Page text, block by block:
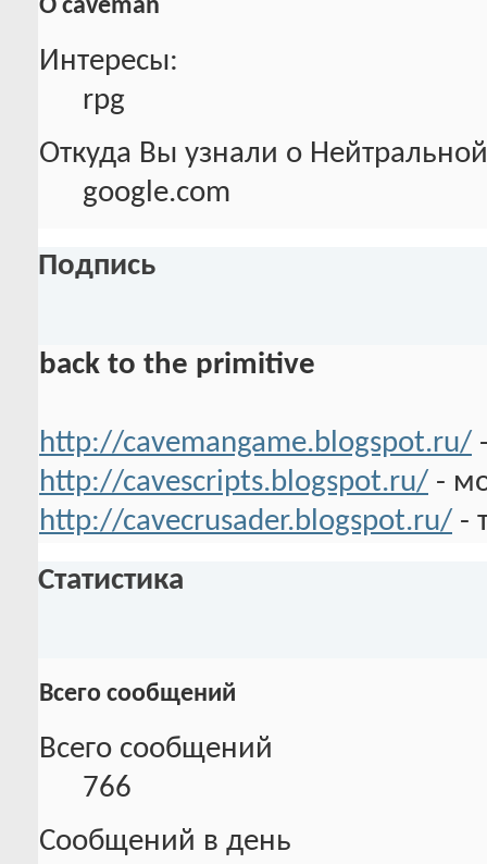
О caveman
Интересы:
rpg
Откуда Вы узнали о
google.com
Подпись
back to the primitive
http://cavemangame.blogspot.ru/
http://cavescripts.blogspot.ru/ -
http://cavecrusader.blogspot.ru/ -
Статистика
Всего сообщений
Всего сообщений
766
Сообщений в день